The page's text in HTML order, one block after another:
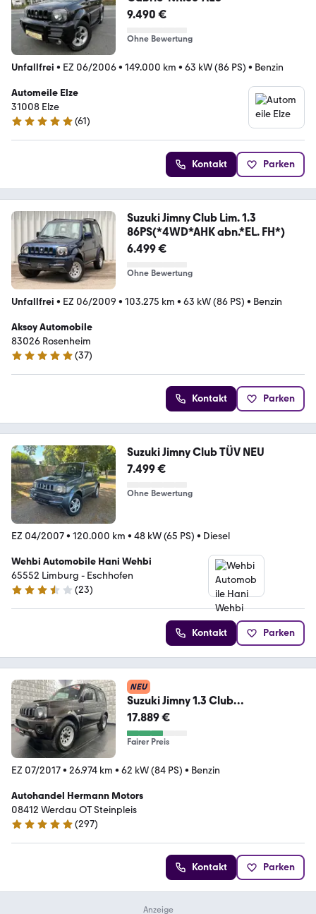
9.490 €
Ohne Bewertung
Unfallfrei • EZ 06/2006• 149.000 km • 63 kW (86 PS) • Benzin
Automeile Elze
31008 Elze
5 Sterne
(61)
Kontakt Parken
Suzuki Jimny Club Lim. 1.3
86PS(*4WD*AHK abn.*EL. FH*)
6.499 €
Ohne Bewertung
Unfallfrei • EZ 06/2009 • 103.275 km • 63 kW (86 PS) • Benzin
Aksoy Automobile
83026 Rosenheim
5 Sterne
(37)
Kontakt Parken
Suzuki Jimny Club TÜV NEU
7.499 €
Ohne Bewertung
EZ 04/2007• 120.000 km • 48 kW (65 PS) • Diesel
Wehbi Automobile Hani Wehbi
65552 Limburg - Eschhofen
3.7 Sterne
(23)
Kontakt Parken
NEU
Suzuki Jimny 1.3 Club
Lim./Klima/Elektr.Fen./Zentralv.
17.889 €
Fairer Preis
EZ 07/2017• 26.974 km • 62 kW (84 PS) • Benzin
Autohandel Hermann Motors
08412 Werdau OT Steinpleis
4.9 Sterne
(297)
Kontakt Parken